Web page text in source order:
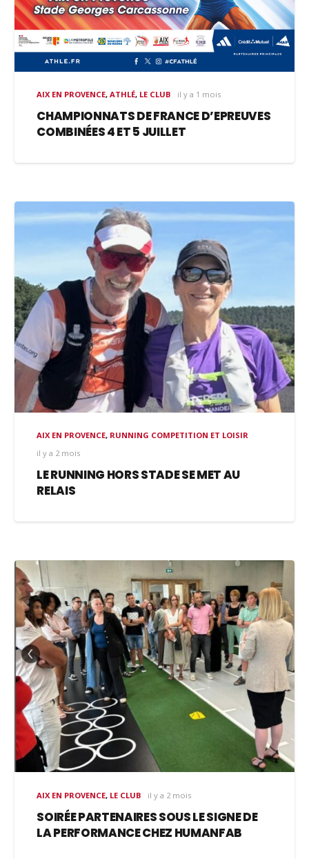
AIX EN PROVENCE,ATHLÉ, LE CLUB il y a 1 mois
CHAMPIONNATS DE FRANCE D’EPREUVES
COMBINÉES 4 ET 5 JUILLET
AIX EN PROVENCE, RUNNING COMPETITION ET LOISIR
il y a 2 mois
LE RUNNING HORS STADE SE MET AU
RELAIS
AIX EN PROVENCE, LE CLUB il y a 2 mois
SOIRÉE PARTENAIRES SOUS LE SIGNE DE
LA PERFORMANCE CHEZ HUMANFAB